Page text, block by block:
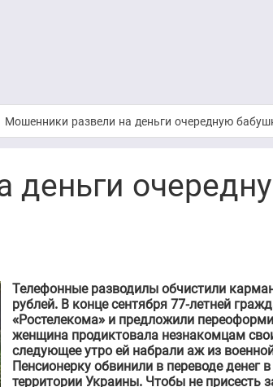
Мошенники развели на деньги очередную
Телефонные разводилы обчистили
рублей. В конце сентября 77-летней
«Ростелекома» и предложили
женщина продиктовала незнакомцам
следующее утро ей набрали аж из
Пенсионерку обвинили в переводе денег
территории Украины. Чтобы не присесть